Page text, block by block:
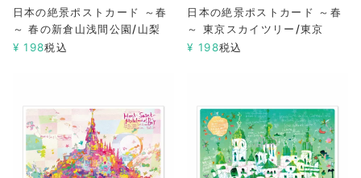
日本の絶景ポストカード ～春
～ 春の新倉山浅間公園/山梨
¥ 198税込
日本の絶景ポストカード ～春
～ 東京スカイツリー/東京
¥ 198税込